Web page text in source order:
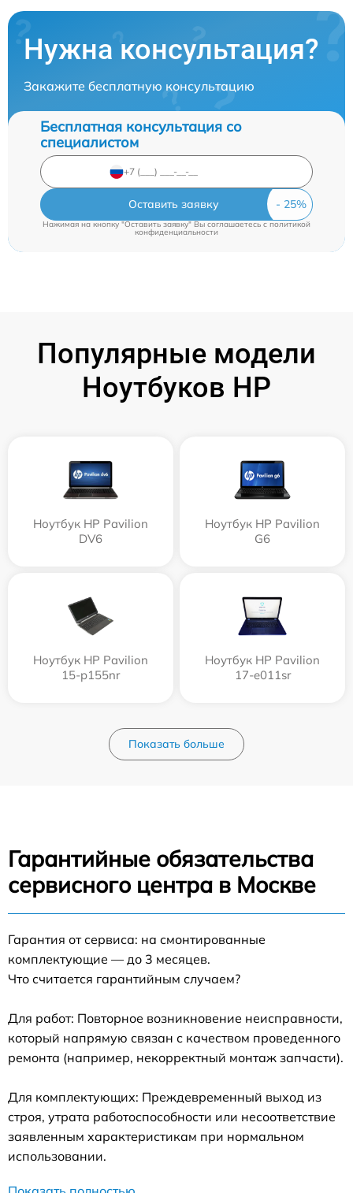
Нужна консультация?
Закажите бесплатную консультацию
Бесплатная консультация со
специалистом
Оставить заявку
Нажимая на кнопку "Оставить заявку" Вы соглашаетесь cполитикой
конфиденциальности
Популярные модели
Ноутбуков HP
Ноутбук HP Pavilion
DV6
Ноутбук HP Pavilion
G6
Ноутбук HP Pavilion
15-p155nr
Ноутбук HP Pavilion
17-e011sr
Показать больше
Гарантийные обязательства
сервисного центра в Москве
Гарантия от сервиса: на смонтированные
комплектующие — до 3 месяцев.
Что считается гарантийным случаем?
Для работ: Повторное возникновение неисправности,
который напрямую связан с качеством проведенного
ремонта (например, некорректный монтаж запчасти).
Для комплектующих: Преждевременный выход из
строя, утрата работоспособности или несоответствие
заявленным характеристикам при нормальном
использовании.